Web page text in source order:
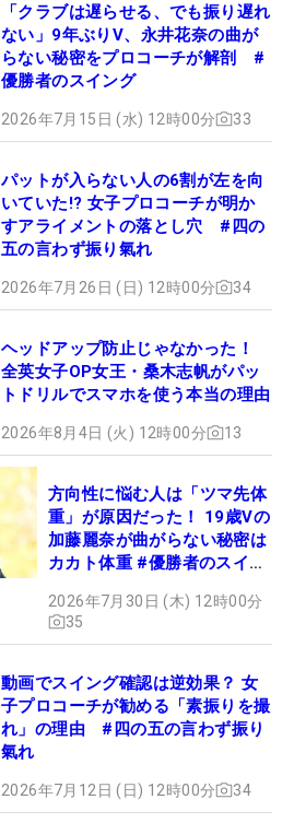
「クラブは遅らせる、でも振り遅れ
ない」9年ぶりV、永井花奈の曲が
らない秘密をプロコーチが解剖 #
優勝者のスイング
2026年7月15日 (水) 12時00分 33
パットが入らない人の6割が左を向
いていた!? 女子プロコーチが明か
すアライメントの落とし穴 #四の
五の言わず振り氣れ
2026年7月26日 (日) 12時00分 34
ヘッドアップ防止じゃなかった！
全英女子OP女王・桑木志帆がパッ
トドリルでスマホを使う本当の理由
2026年8月4日 (火) 12時00分 13
方向性に悩む人は「ツマ先体
重」が原因だった！ 19歳Vの
加藤麗奈が曲がらない秘密は
カカト体重 #優勝者のスイン
2026年7月30日 (木) 12時00分
35
動画でスイング確認は逆効果？ 女
子プロコーチが勧める「素振りを撮
れ」の理由 #四の五の言わず振り
氣れ
2026年7月12日 (日) 12時00分 34